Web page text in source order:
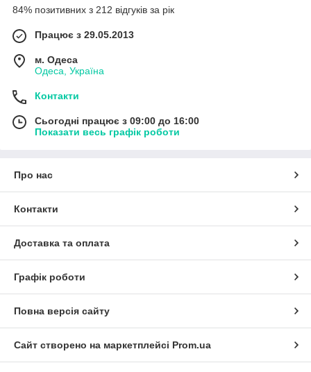
84% позитивних з 212 відгуків за рік
Працює з 29.05.2013
м. Одеса
Одеса, Україна
Контакти
Сьогодні працює з 09:00 до 16:00
Показати весь графік роботи
Про нас
Контакти
Доставка та оплата
Графік роботи
Повна версія сайту
Сайт створено на маркетплейсі Prom.ua